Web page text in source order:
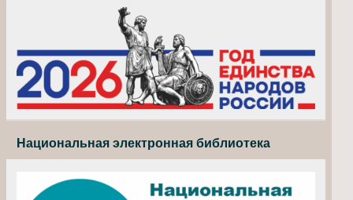
Национальная электронная библиотека